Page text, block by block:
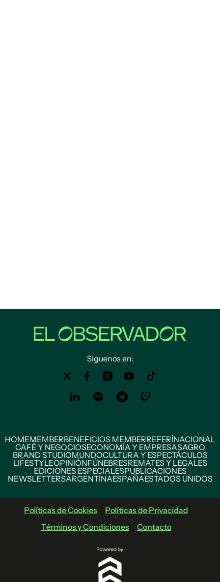
Siguenos en:
HOMEMEMBERBENEFICIOS MEMBERREFERÍNACIONAL
CAFÉ Y NEGOCIOSECONOMÍA Y EMPRESASAGRO
BRAND STUDIOMUNDOCULTURA Y ESPECTÁCULOS
LIFESTYLEOPINIÓNFÚNEBRESREMATES Y LEGALES
EDICIONES ESPECIALESPUBLICACIONES
NEWSLETTERSARGENTINAESPAÑAESTADOS UNIDOS
Políticas de Cookies
Políticas de Privacidad
Términos y Condiciones
Contacto